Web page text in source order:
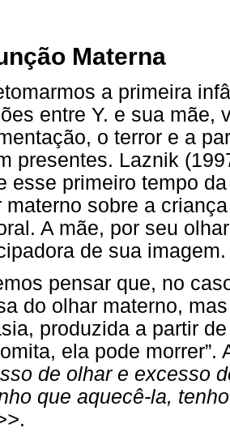
Materna
a primeira
entre Y. e sua mãe,
o terror e a
presentes. Laznik
esse primeiro tempo
materno sobre a
A mãe, por seu
de sua imagem.
pensar que, no
do olhar materno,
produzida a partir
ela pode
de olhar e excesso
que aquecê-la,
.